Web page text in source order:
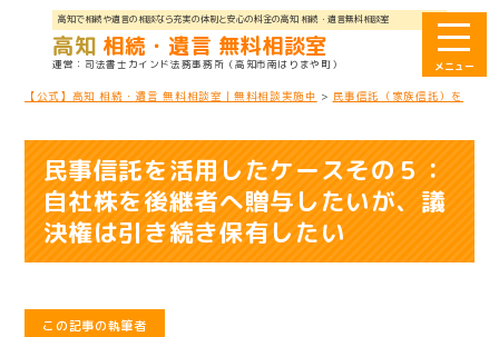
高知で相続や遺言の相談なら充実の体制と安心の料金の高知 相続・遺言無料相談室
高知 相続・遺言 無料相談室
司法書士カインド法務事務所 （高知市南はりまや町）
【公式】高知 相続・遺言 無料相談室｜無料相談実施中 > 民事信託（家族信託）を活用
民事信託を活用したケースその５：
自社株を後継者へ贈与したいが、議
決権は引き続き保有したい
この記事の執筆者